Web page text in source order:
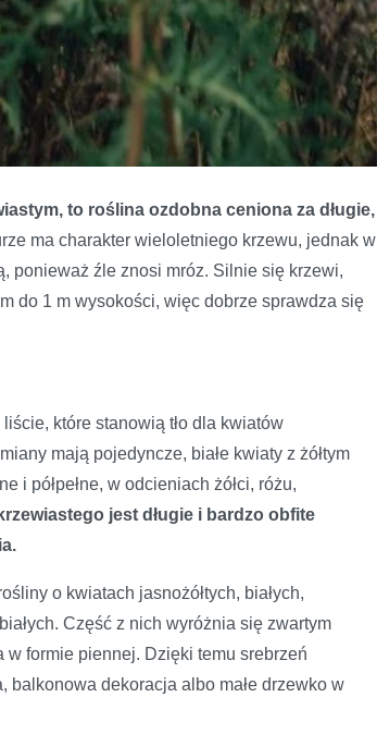
to roślina ozdobna ceniona za długie,
ma charakter wieloletniego krzewu, jednak w
ponieważ źle znosi mróz. Silnie się krzewi,
do 1 m wysokości, więc dobrze sprawdza się
które stanowią tło dla kwiatów
mają pojedyncze, białe kwiaty z żółtym
i półpełne, w odcieniach żółci, różu,
jest długie i bardzo obfite
o kwiatach jasnożółtych, białych,
Część z nich wyróżnia się zwartym
formie piennej. Dzięki temu srebrzeń
dekoracja albo małe drzewko w